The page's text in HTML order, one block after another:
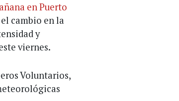
en Puerto
cambio en la
y
viernes.
Voluntarios,